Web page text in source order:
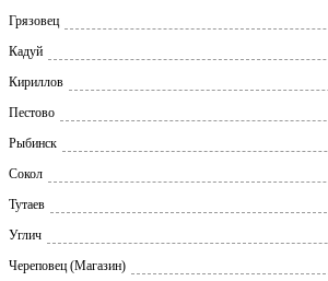
Грязовец
Кадуй
Кириллов
Пестово
Рыбинск
Сокол
Тутаев
Углич
Череповец (Магазин)